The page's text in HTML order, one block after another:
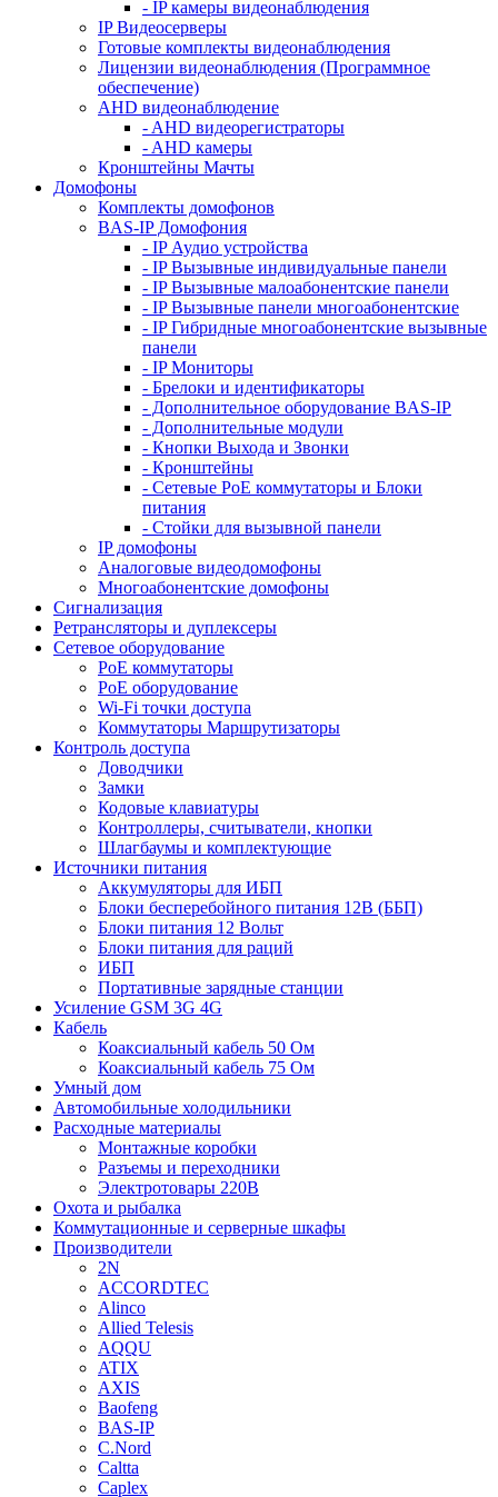
- IP камеры видеонаблюдения
IP Видеосерверы
Готовые комплекты видеонаблюдения
Лицензии видеонаблюдения (Программное
обеспечение)
AHD видеонаблюдение
- AHD видеорегистраторы
- AHD камеры
Кронштейны Мачты
Домофоны
Комплекты домофонов
BAS-IP Домофония
- IP Аудио устройства
- IP Вызывные индивидуальные панели
- IP Вызывные малоабонентские панели
- IP Вызывные панели многоабонентские
- IP Гибридные многоабонентские вызывные
панели
- IP Мониторы
- Брелоки и идентификаторы
- Дополнительное оборудование BAS-IP
- Дополнительные модули
- Кнопки Выхода и Звонки
- Кронштейны
- Сетевые PoE коммутаторы и Блоки
питания
- Стойки для вызывной панели
IP домофоны
Аналоговые видеодомофоны
Многоабонентские домофоны
Сигнализация
Ретрансляторы и дуплексеры
Сетевое оборудование
PoE коммутаторы
PoE оборудование
Wi-Fi точки доступа
Коммутаторы Маршрутизаторы
Контроль доступа
Доводчики
Замки
Кодовые клавиатуры
Контроллеры, считыватели, кнопки
Шлагбаумы и комплектующие
Источники питания
Аккумуляторы для ИБП
Блоки бесперебойного питания 12В (ББП)
Блоки питания 12 Вольт
Блоки питания для раций
ИБП
Портативные зарядные станции
Усиление GSM 3G 4G
Кабель
Коаксиальный кабель 50 Ом
Коаксиальный кабель 75 Ом
Умный дом
Автомобильные холодильники
Расходные материалы
Монтажные коробки
Разъемы и переходники
Электротовары 220В
Охота и рыбалка
Коммутационные и серверные шкафы
Производители
2N
ACCORDTEC
Alinco
Allied Telesis
AQQU
ATIX
AXIS
Baofeng
BAS-IP
C.Nord
Caltta
Caplex